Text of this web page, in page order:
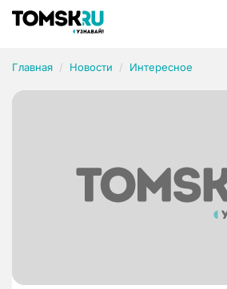
Главная Новости Интересное